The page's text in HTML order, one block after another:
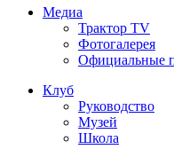
Медиа
Трактор TV
Фотогалерея
Официальные
Клуб
Руководство
Музей
Школа